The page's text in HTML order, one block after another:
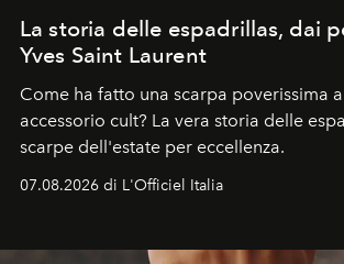
La storia delle espadrillas, dai
Yves Saint Laurent
Come ha fatto una scarpa poverissima
accessorio cult? La vera storia delle
scarpe dell'estate per eccellenza.
07.08.2026 di L'Officiel Italia